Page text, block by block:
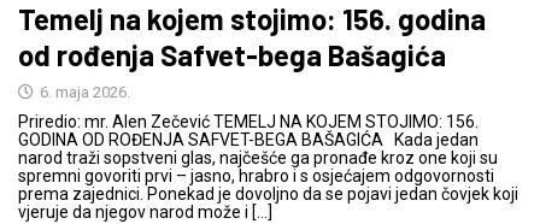
Temelj na kojem stojimo: 156. godina
od rođenja Safvet-bega Bašagića
6. maja 2026.
Priredio: mr. Alen Zečević TEMELJ NA KOJEM STOJIMO: 156.
GODINA OD ROĐENJA SAFVET-BEGA BAŠAGIĆA Kada jedan
narod traži sopstveni glas, najčešće ga pronađe kroz one koji su
spremni govoriti prvi – jasno, hrabro i s osjećajem odgovornosti
prema zajednici. Ponekad je dovoljno da se pojavi jedan čovjek koji
vjeruje da njegov narod može i […]